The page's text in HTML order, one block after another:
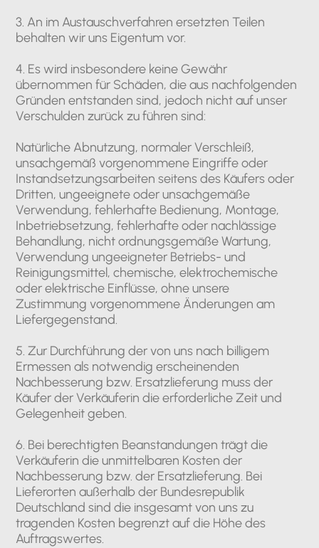
3. An im Austauschverfahren ersetzten Teilen
behalten wir uns Eigentum vor.
4. Es wird insbesondere keine Gewähr
übernommen für Schäden, die aus nachfolgenden
Gründen entstanden sind, jedoch nicht auf unser
Verschulden zurück zu führen sind:
Natürliche Abnutzung, normaler Verschleiß,
unsachgemäß vorgenommene Eingriffe oder
Instandsetzungsarbeiten seitens des Käufers oder
Dritten, ungeeignete oder unsachgemäße
Verwendung, fehlerhafte Bedienung, Montage,
Inbetriebsetzung, fehlerhafte oder nachlässige
Behandlung, nicht ordnungsgemäße Wartung,
Verwendung ungeeigneter Betriebs- und
Reinigungsmittel, chemische, elektrochemische
oder elektrische Einflüsse, ohne unsere
Zustimmung vorgenommene Änderungen am
Liefergegenstand.
5. Zur Durchführung der von uns nach billigem
Ermessen als notwendig erscheinenden
Nachbesserung bzw. Ersatzlieferung muss der
Käufer der Verkäuferin die erforderliche Zeit und
Gelegenheit geben.
6. Bei berechtigten Beanstandungen trägt die
Verkäuferin die unmittelbaren Kosten der
Nachbesserung bzw. der Ersatzlieferung. Bei
Lieferorten außerhalb der Bundesrepublik
Deutschland sind die insgesamt von uns zu
tragenden Kosten begrenzt auf die Höhe des
Auftragswertes.